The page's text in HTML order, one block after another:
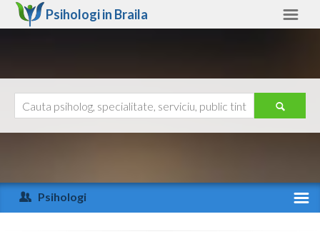
Psihologi in Braila
Arad
Arges
Ajutor
Psihologi